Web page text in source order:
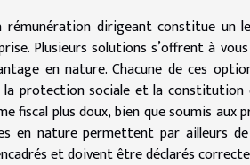
dirigeant constitue un
Plusieurs solutions s’offrent à
en nature. Chacune de ces
protection sociale et la
fiscal plus doux, bien que soumis
en nature permettent par ailleurs
et doivent être déclarés